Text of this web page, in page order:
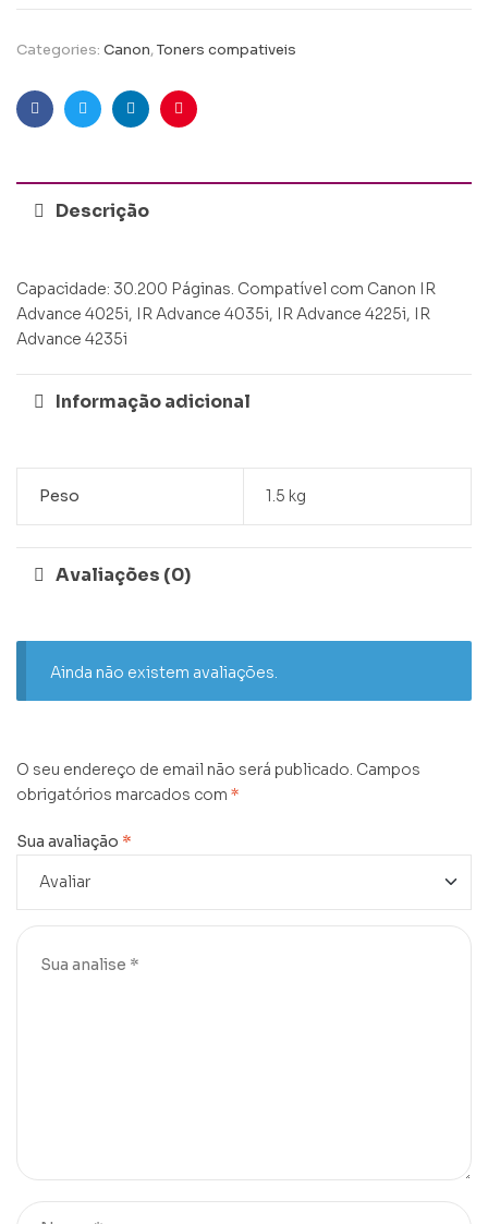
Categories: Canon,Toners compativeis
FacebookTwitterLinkedinPinterest
Descrição
Capacidade: 30.200 Páginas. Compatível com Canon IR
Advance 4025i, IR Advance 4035i, IR Advance 4225i, IR
Advance 4235i
Informação adicional
Peso 1.5 kg
Avaliações (0)
Ainda não existem avaliações.
O seu endereço de email não será publicado. Campos
obrigatórios marcados com *
Sua avaliação *